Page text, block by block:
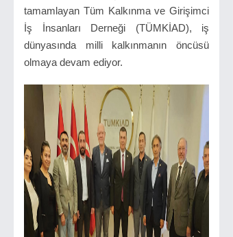
tamamlayan Tüm Kalkınma ve Girişimci
İş İnsanları Derneği (TÜMKİAD), iş
dünyasında milli kalkınmanın öncüsü
olmaya devam ediyor.